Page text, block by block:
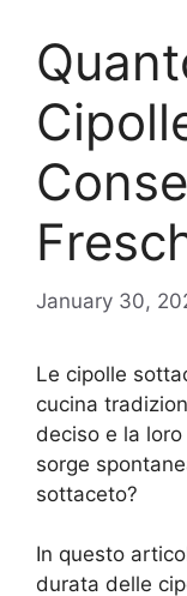
January 30,
Le cipolle
cucina
deciso e la
sorge
sottaceto?
In questo
durata delle